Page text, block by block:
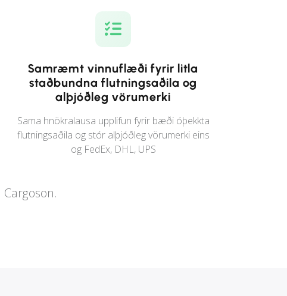
Samræmt vinnuflæði fyrir litla
staðbundna flutningsaðila og
alþjóðleg vörumerki
Sama hnökralausa upplifun fyrir bæði óþekkta
flutningsaðila og stór alþjóðleg vörumerki eins
og FedEx, DHL, UPS